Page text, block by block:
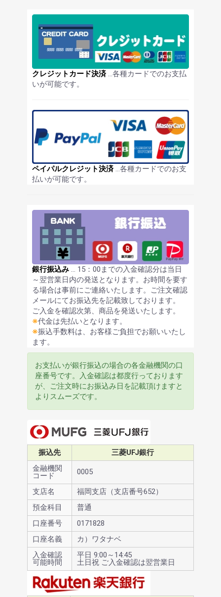
お買い物を続ける カートへ進む
クレジットカード決済…各種カードでのお支払
いが可能です。
ペイパルクレジット決済…各種カードでのお支
払いが可能です。
銀行振込み … 15：00までの入金確認分は当日
～翌営業日内の発送となります。お時間を要す
る場合は事前にご連絡いたします。ご注文確認
メールにてお振込先を記載致しております。
ご入金を確認次第、商品を発送いたします。
※代金は先払いとなります。
※振込手数料は、お客様ご負担でお願いいたし
ます。
お支払いが銀行振込の場合の各金融機関の口
座番号です。入金確認は都度行っております
が、ご注文時にお振込み日を記載頂けますと
よりスムーズです。
振込先
三菱UFJ銀行
金融機関
コード
0005
支店名
福岡支店（支店番号652）
預金科目
普通
口座番号
0171828
口座名義
カ）ワタナベ
入金確認
可能時間
平日 9:00～14:45
土日祝 ご入金確認は翌営業日